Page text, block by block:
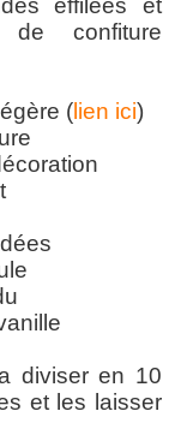
effilées et
de confiture
(lien ici)
diviser en 10
et les laisser